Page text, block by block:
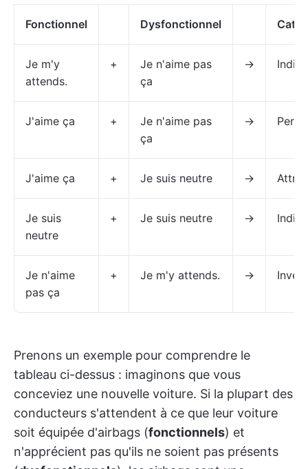
Fonctionnel Dysfonctionnel
Je m'y
attends.
+
Je n'aime pas
ça
→
J'aime ça +
Je n'aime pas
ça
→
J'aime ça + Je suis neutre →
Je suis
neutre
+ Je suis neutre →
Je n'aime
pas ça
+ Je m'y attends. →
Prenons un exemple pour comprendre le
tableau ci-dessus : imaginons que vous
conceviez une nouvelle voiture. Si la plupart des
conducteurs s'attendent à ce que leur voiture
soit équipée d'airbags (fonctionnels) et
n'apprécient pas qu'ils ne soient pas présents